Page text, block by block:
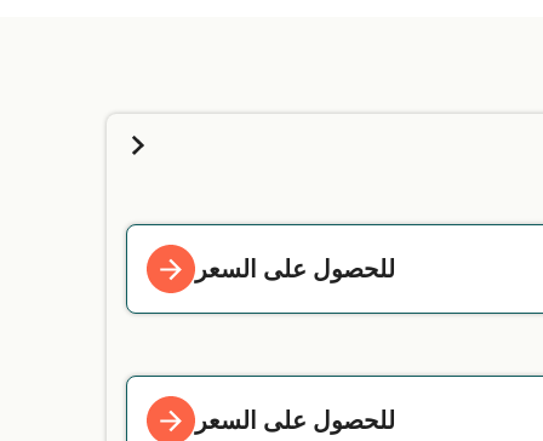
للحصول على السعر
للحصول على السعر